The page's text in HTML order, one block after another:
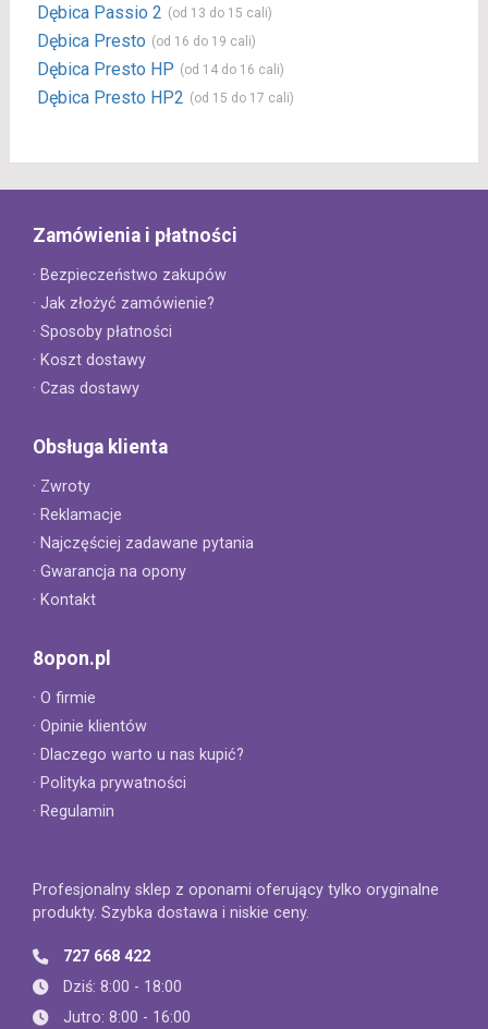
Dębica Passio 2 (od 13 do 15 cali)
Dębica Presto (od 16 do 19 cali)
Dębica Presto HP (od 14 do 16 cali)
Dębica Presto HP2 (od 15 do 17 cali)
Zamówienia i płatności
· Bezpieczeństwo zakupów
· Jak złożyć zamówienie?
· Sposoby płatności
· Koszt dostawy
· Czas dostawy
Obsługa klienta
· Zwroty
· Reklamacje
· Najczęściej zadawane pytania
· Gwarancja na opony
· Kontakt
8opon.pl
· O firmie
· Opinie klientów
· Dlaczego warto u nas kupić?
· Polityka prywatności
· Regulamin
Profesjonalny sklep z oponami oferujący tylko oryginalne
produkty. Szybka dostawa i niskie ceny.
727 668 422
Dziś: 8:00 - 18:00
Jutro: 8:00 - 16:00